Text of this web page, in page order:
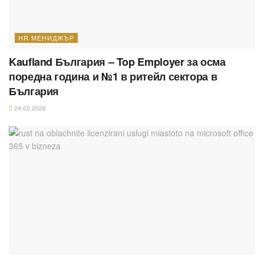
HR МЕНИДЖЪР
Kaufland България – Top Employer за осма
поредна година и №1 в ритейл сектора в
България
24.02.2026